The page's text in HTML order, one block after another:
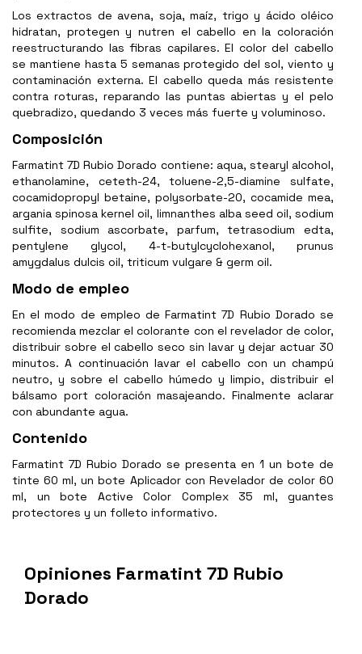
Los extractos de avena, soja, maíz, trigo y ácido oléico
hidratan, protegen y nutren el cabello en la coloración
reestructurando las fibras capilares. El color del cabello
se mantiene hasta 5 semanas protegido del sol, viento y
contaminación externa. El cabello queda más resistente
contra roturas, reparando las puntas abiertas y el pelo
quebradizo, quedando 3 veces más fuerte y voluminoso.
Composición
Farmatint 7D Rubio Dorado contiene: aqua, stearyl alcohol,
ethanolamine, ceteth-24, toluene-2,5-diamine sulfate,
cocamidopropyl betaine, polysorbate-20, cocamide mea,
argania spinosa kernel oil, limnanthes alba seed oil, sodium
sulfite, sodium ascorbate, parfum, tetrasodium edta,
pentylene glycol, 4-t-butylcyclohexanol, prunus
amygdalus dulcis oil, triticum vulgare & germ oil.
Modo de empleo
En el modo de empleo de Farmatint 7D Rubio Dorado se
recomienda mezclar el colorante con el revelador de color,
distribuir sobre el cabello seco sin lavar y dejar actuar 30
minutos. A continuación lavar el cabello con un champú
neutro, y sobre el cabello húmedo y limpio, distribuir el
bálsamo port coloración masajeando. Finalmente aclarar
con abundante agua.
Contenido
Farmatint 7D Rubio Dorado se presenta en 1 un bote de
tinte 60 ml, un bote Aplicador con Revelador de color 60
ml, un bote Active Color Complex 35 ml, guantes
protectores y un folleto informativo.
Opiniones Farmatint 7D Rubio
Dorado